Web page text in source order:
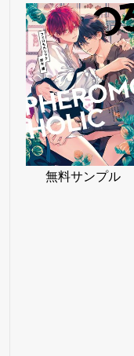
無料サンプル